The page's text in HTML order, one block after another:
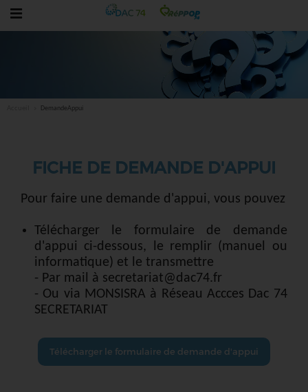
DemandeAppui
FICHE DE DEMANDE D'APPUI
Pour faire une demande d'appui, vous pouvez
Télécharger le formulaire de demande
d'appui ci-dessous, le remplir (manuel ou
informatique) et le transmettre
- Par mail à secretariat@dac74.fr
- Ou via MONSISRA à Réseau Accces Dac 74
SECRETARIAT
Télécharger le formulaire de demande d'appui